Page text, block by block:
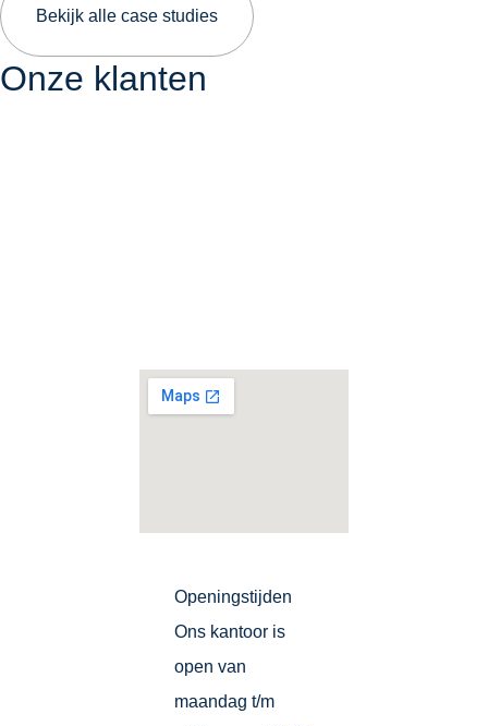
Bekijk alle case studies
Onze klanten
Openingstijden
Ons kantoor is
open van
maandag t/m